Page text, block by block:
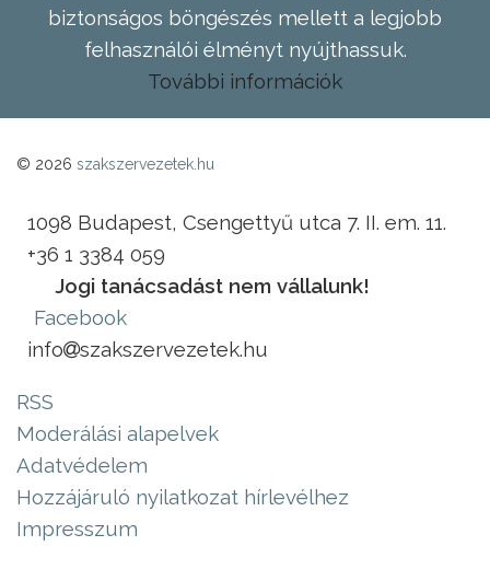
biztonságos böngészés mellett a legjobb
felhasználói élményt nyújthassuk.
További információk
© 2026 szakszervezetek.hu
1098 Budapest, Csengettyű utca 7. II. em. 11.
+36 1 3384 059
Jogi tanácsadást nem vállalunk!
Facebook
info
szakszervezetek.hu
RSS
Moderálási alapelvek
Adatvédelem
Hozzájáruló nyilatkozat hírlevélhez
Impresszum